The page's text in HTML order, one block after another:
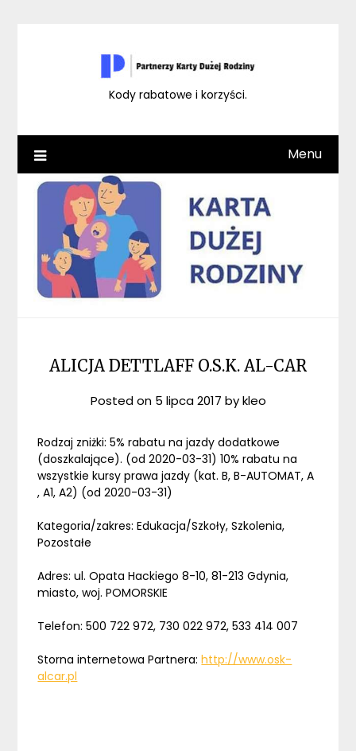
Kody rabatowe i korzyści.
Menu
ALICJA DETTLAFF O.S.K. AL-CAR
Posted on 5 lipca 2017 bykleo
Rodzaj zniżki: 5% rabatu na jazdy dodatkowe
(doszkalające). (od 2020-03-31) 10% rabatu na
wszystkie kursy prawa jazdy (kat. B, B-AUTOMAT, A
, A1, A2) (od 2020-03-31)
Kategoria/zakres: Edukacja/Szkoły, Szkolenia,
Pozostałe
Adres: ul. Opata Hackiego 8-10, 81-213 Gdynia,
miasto, woj. POMORSKIE
Telefon: 500 722 972, 730 022 972, 533 414 007
Storna internetowa Partnera:http://www.osk-
alcar.pl